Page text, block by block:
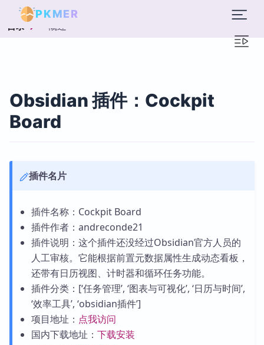
PKMER
目录 概述
Obsidian 插件：Cockpit
Board
插件名片
插件名称：Cockpit Board
插件作者：andreconde21
插件说明：这个插件还没经过Obsidian官方人员的
人工审核。它能根据前置元数据属性生成动态看板，
还带有日历视图、计时器和循环任务功能。
插件分类：[‘任务管理’, ‘图表与可视化’, ‘日历与时间’,
‘效率工具’, ‘obsidian插件’]
项目地址： 点我访问
国内下载地址： 下载安装